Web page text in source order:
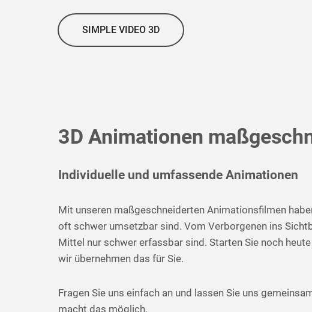
SIMPLE VIDEO 3D
3D Animationen
Individuelle und umfassende Animationen
Mit unseren maßgeschneiderten Animationsfilmen
oft schwer umsetzbar sind. Vom Verborgenen ins
Mittel nur schwer erfassbar sind. Starten Sie noch
wir übernehmen das für Sie.
Fragen Sie uns einfach an und lassen Sie uns
macht das möglich.